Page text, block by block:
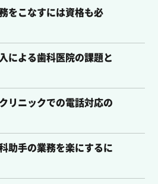
をこなすには資格も必
による歯科医院の課題と
リニックでの電話対応の
助手の業務を楽にするに